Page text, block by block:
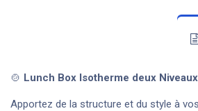
🍲 Lunch Box Isotherme deux
Apportez de la structure et du style à